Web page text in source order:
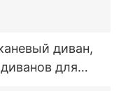
диван,
для